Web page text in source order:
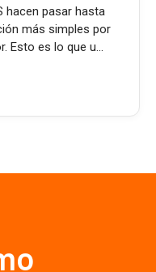
hacen pasar hasta
más simples por
Esto es lo que u...